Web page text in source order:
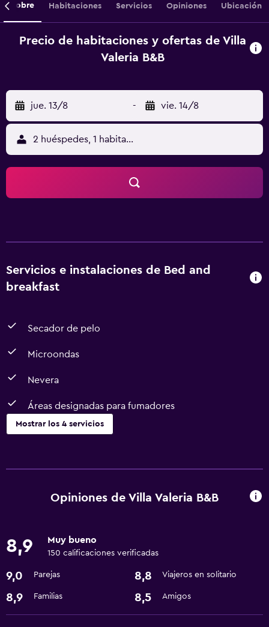
Sobre Habitaciones Servicios Opiniones Ubicación
Precio de habitaciones y ofertas de Villa
Valeria B&B
jue. 13/8 - vie. 14/8
2 huéspedes, 1 habitación
Servicios e instalaciones de Bed and
breakfast
Secador de pelo
Microondas
Nevera
Áreas designadas para fumadores
Mostrar los 4 servicios
Microondas
Áreas designadas para fumadores
Baño
Secador de pelo
Opiniones de Villa Valeria B&B
8,9 Muy bueno
150 calificaciones verificadas
9,0 Parejas 8,8 Viajeros en solitario
8,9 Familias 8,5 Amigos